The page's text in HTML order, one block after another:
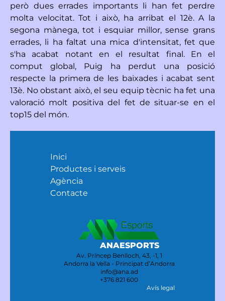
però dues errades importants li han fet perdre
molta velocitat. Tot i això, ha arribat el 12è. A la
segona mànega, tot i esquiar millor, sense grans
errades, li ha faltat una mica d'intensitat, fet que
s'ha acabat notant en el resultat final. En el
comput global, Puig ha perdut una posició
respecte la primera de les baixades i acabat sent
13è. No obstant això, el seu equip tècnic ha fet una
valoració molt positiva del fet de situar-se en el
top15 del món.
Inici
Productes i serveis
Agència
Contacte
ANAESPORTS
Av. Príncep Benlloch, 43, -1, 1
Andorra la Vella - Principat d’Andorra
info@ana.ad
+376 821 600
Avís legal